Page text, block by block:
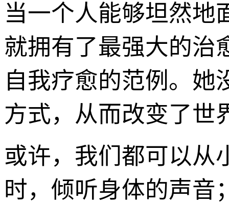
当一个人能够坦然地
就拥有了最强大的治
自我疗愈的范例。她
方式，从而改变了世
或许，我们都可以从
时，倾听身体的声音